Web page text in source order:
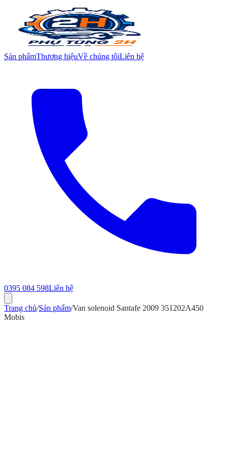
Sản phẩmThương hiệuVề chúng tôiLiên hệ
0395 084 598Liên hệ
Trang chủ/Sản phẩm/Van solenoid Santafe 2009 351202A450
Mobis